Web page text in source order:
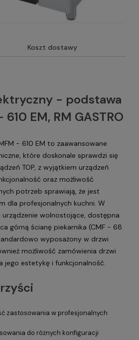
Koszt dostawy
- podstawa
EM, RM GASTRO
- 610 EM to zaawansowane
które doskonale sprawdzi się
TOP, z wyjątkiem urządzeń
oraz możliwość
potrzeb sprawiają, że jest
dla profesjonalnych kuchni. W
urządzenie wolnostojące, dostępna
górną ścianę piekarnika (CMF - 68
wyposażony w drzwi
możliwość zamówienia drzwi
jego estetykę i funkcjonalność.
zastosowania w profesjonalnych
do różnych konfiguracji